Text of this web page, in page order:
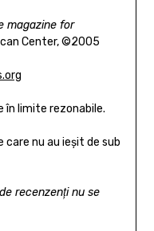
magazine for
Center, ©2005
în limite rezonabile.
care nu au ieşit de sub
recenzenţi nu se